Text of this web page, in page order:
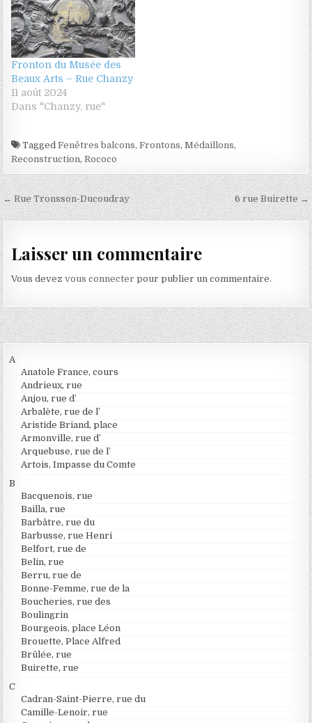
Fronton du Musée des
Beaux Arts – Rue Chanzy
11 août 2024
Dans "Chanzy, rue"
TaggedFenêtres balcons,Frontons,Médaillons,
Reconstruction,Rococo
Navigation de l’article 6 rue Buirette →
← Rue Tronsson-Ducoudray
Laisser un commentaire
Vous devezvous connecter pour publier un commentaire.
A
Anatole France, cours
Andrieux, rue
Anjou, rue d’
Arbalète, rue de l’
Aristide Briand, place
Armonville, rue d’
Arquebuse, rue de l’
Artois, Impasse du Comte
B
Bacquenois, rue
Bailla, rue
Barbâtre, rue du
Barbusse, rue Henri
Belfort, rue de
Belin, rue
Berru, rue de
Bonne-Femme, rue de la
Boucheries, rue des
Boulingrin
Bourgeois, place Léon
Brouette, Place Alfred
Brûlée, rue
Buirette, rue
C
Cadran-Saint-Pierre, rue du
Camille-Lenoir, rue